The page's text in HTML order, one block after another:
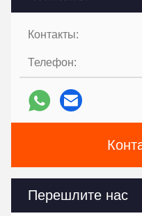
Контакты:
Телефон:
Перешлите нас